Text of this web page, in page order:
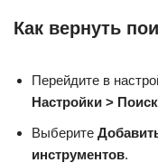
Как вернуть
Перейдите в
Настройки > Поиск
Выберите
инструментов.